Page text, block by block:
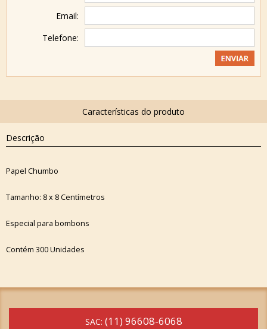
Email:
Telefone:
Descrição
Papel Chumbo
Tamanho: 8 x 8 Centímetros
Especial para bombons
Contém 300 Unidades
SAC: (11) 96608-6068